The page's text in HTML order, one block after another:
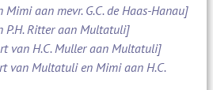
aan mevr. G.C. de Haas-Hanau]
P.H. Ritter aan Multatuli]
van H.C. Muller aan Multatuli]
van Multatuli en Mimi aan H.C.